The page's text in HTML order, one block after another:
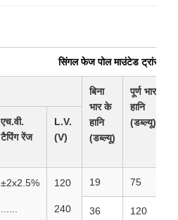
सिंगल फेज पोल माउंटेड
बिना
भार के
हानि
(डब्ल्यू)
पूर्ण भार
हानि
(डब्ल्यू)
एच.वी.
टैपिंग रेंज
L.V.
(V)
±2x2.5% 120
240
19 75
36 120